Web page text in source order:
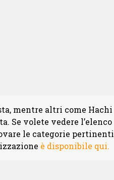
mentre altri come Hachi
Se volete vedere l’elenco
le categorie pertinenti
è disponibile qui.